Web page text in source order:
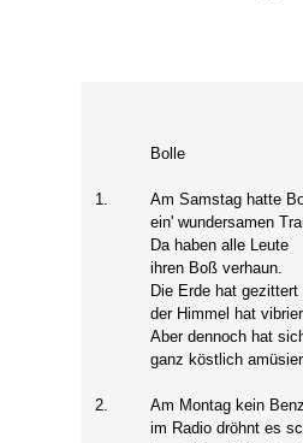
Bolle
1.
Am Samstag hatte
ein' wundersamen
Da haben alle Leute
ihren Boß verhaun.
Die Erde hat gezittert
der Himmel hat
Aber dennoch hat
ganz köstlich
2.
Am Montag kein
im Radio dröhnt es